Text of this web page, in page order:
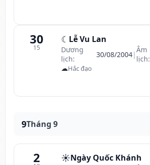
30
15
☾ Lễ Vu Lan
Dương
lịch:
30/08/2004|Âm
lịch:
☁Hắc đạo
9Tháng 9
2 ☀️Ngày Quốc Khánh